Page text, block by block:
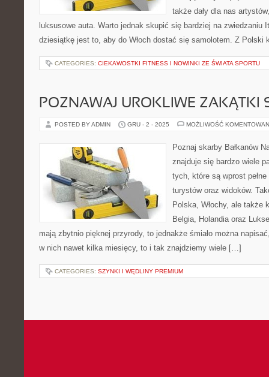
także dały dla nas
luksusowe auta. Warto jednak skupić się bardziej na zwiedzaniu
dziesiątkę jest to, aby do Włoch dostać się samolotem. Z
CATEGORIES: CIEKAWOSTKI FITNESS I NOWINKI ZE ŚWIATA SPORTU
POZNAWAJ UROKLIWE ZAKĄTKI
POSTED BY ADMIN GRU - 2 - 2025 MOŻLIWOŚĆ
Poznaj skarby Bałkanów
znajduje się bardzo wiele
tych, które są wprost
turystów oraz widoków.
Polska, Włochy, ale także
Belgia, Holandia oraz
mają zbytnio pięknej przyrody, to jednakże śmiało można
w nich nawet kilka miesięcy, to i tak znajdziemy wiele […]
CATEGORIES: SZYNKI I WĘDLINY PREMIUM